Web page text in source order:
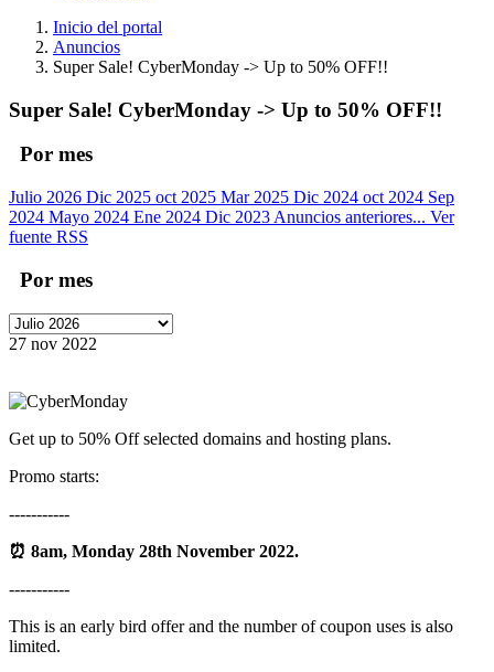
Inicio del portal
Anuncios
Super Sale! CyberMonday -> Up to 50% OFF!!
Super Sale! CyberMonday -> Up to 50% OFF!!
Por mes
Julio 2026 Dic 2025 oct 2025 Mar 2025 Dic 2024 oct 2024 Sep
2024 Mayo 2024 Ene 2024 Dic 2023 Anuncios anteriores... Ver
fuente RSS
Por mes
27 nov 2022
Get up to 50% Off selected domains and hosting plans.
Promo starts:
-----------
⏰ 8am, Monday 28th November 2022.
-----------
This is an early bird offer and the number of coupon uses is also
limited.